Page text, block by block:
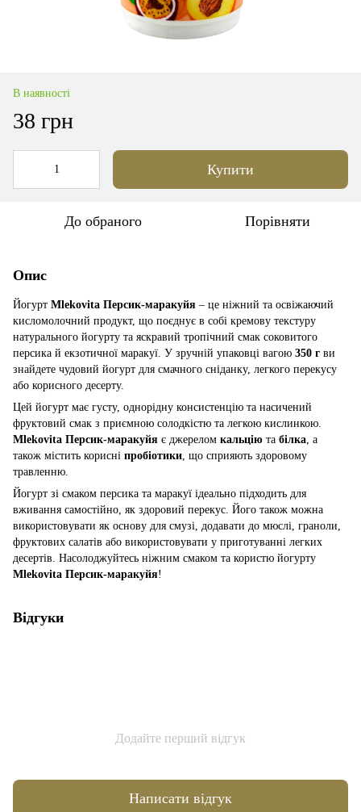
В наявності
38 грн
Купити
До обраного Порівняти
Опис
Йогурт Mlekovita Персик-маракуйя – це ніжний та освіжаючий
кисломолочний продукт, що поєднує в собі кремову текстуру
натурального йогурту та яскравий тропічний смак соковитого
персика й екзотичної маракуї. У зручній упаковці вагою 350 г ви
знайдете чудовий йогурт для смачного сніданку, легкого перекусу
або корисного десерту.
Цей йогурт має густу, однорідну консистенцію та насичений
фруктовий смак з приємною солодкістю та легкою кислинкою.
Mlekovita Персик-маракуйя є джерелом кальцію та білка , а
також містить корисні пробіотики , що сприяють здоровому
травленню.
Йогурт зі смаком персика та маракуї ідеально підходить для
вживання самостійно, як здоровий перекус. Його також можна
використовувати як основу для смузі, додавати до мюслі, граноли,
фруктових салатів або використовувати у приготуванні легких
десертів. Насолоджуйтесь ніжним смаком та користю йогурту
Mlekovita Персик-маракуйя!
Відгуки
Додайте перший відгук
Написати відгук